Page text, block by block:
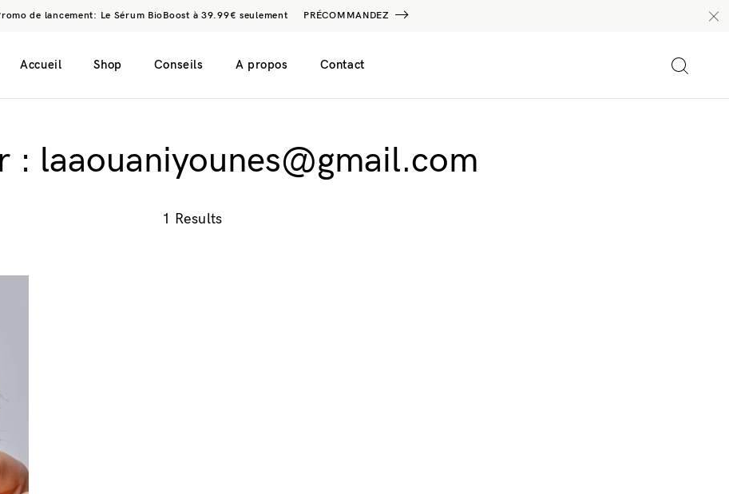
de lancement: Le Sérum BioBoost à 39.99€ seulement PRÉCOMMANDEZ
Accueil Shop Conseils A propos Contact
: laaouaniyounes@gmail.com
1 Results